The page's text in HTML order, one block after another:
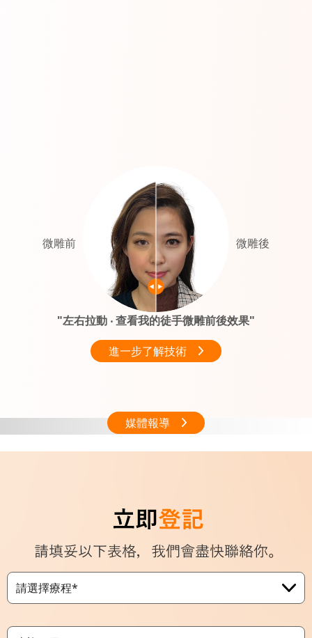
微雕前 微雕後
"左右拉動 ‧ 查看我的徒手微雕前後效果"
進一步了解技術
媒體報導
請選擇療程*